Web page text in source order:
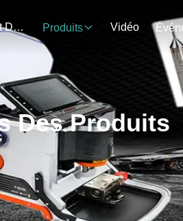
Au Sujet De Nous Produits Vidéo
Des Produits